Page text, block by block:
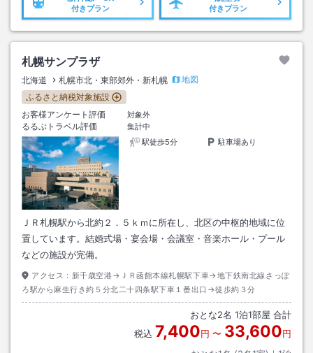
付きプラン 付きプラン
札幌サンプラザ
北海道 札幌市北・東部郊外・新札幌
地図
ふるさと納税対象施設
お客様アンケート評価
対象外
るるぶトラベル評価
集計中
駅徒歩5分
駐車場あり
ＪＲ札幌駅から北約２．５ｋｍに所在し、北区の中枢的地域に位
置しています。結婚式場・宴会場・会議室・音楽ホール・プール
などの施設が完備。
アクセス： 新千歳空港→ＪＲ函館本線札幌駅下車→地下鉄南北線さっぽ
ろ駅から麻生行き約５分北二十四条駅下車１番出口→徒歩約３分
おとな2名 1泊1部屋 合計
税込 7,400円 〜 33,600円